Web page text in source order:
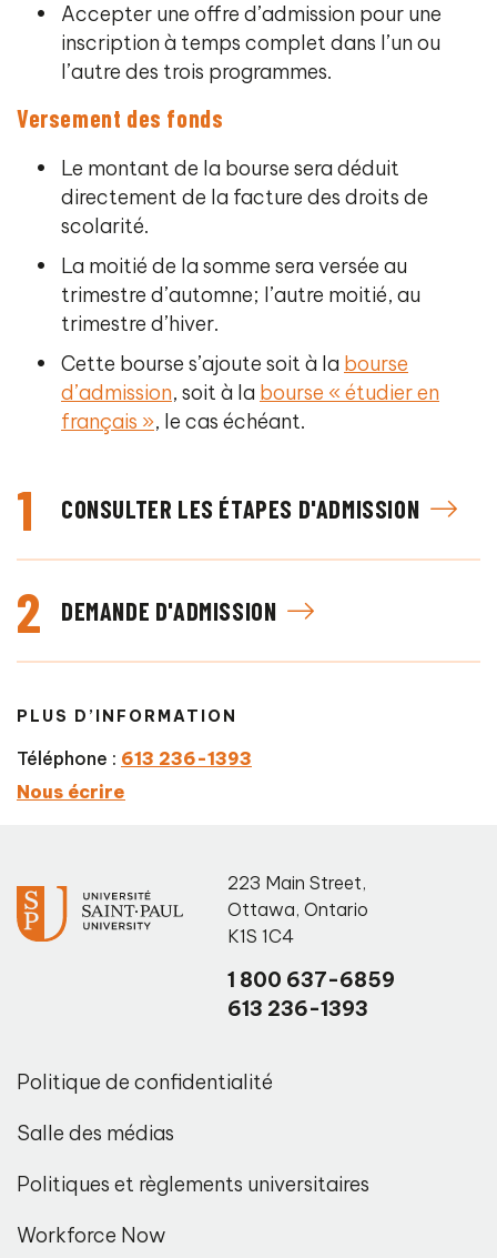
1 CONSULTER LES ÉTAPES D'ADMISSION
2 DEMANDE D'ADMISSION
PLUS D’INFORMATION
Téléphone : 613 236-1393
Nous écrire
Accepter une offre d’admission pour une
inscription à temps complet dans l’un ou
l’autre des trois programmes.
Versement des fonds
Le montant de la bourse sera déduit
directement de la facture des droits de
scolarité.
La moitié de la somme sera versée au
trimestre d’automne; l’autre moitié, au
trimestre d’hiver.
Cette bourse s’ajoute soit à la bourse
d’admission, soit à la bourse « étudier en
français », le cas échéant.
223 Main Street,
Ottawa, Ontario
K1S 1C4
1 800 637-6859
613 236-1393
Politique de confidentialité
Salle des médias
Politiques et règlements universitaires
Workforce Now